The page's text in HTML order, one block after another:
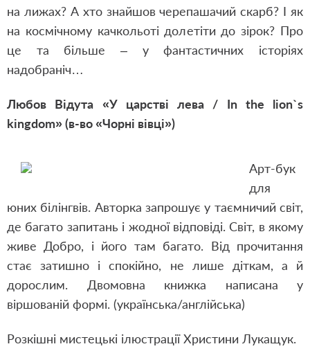
на лижах? А хто знайшов черепашачий скарб? І як
на космічному качкольоті долетіти до зірок? Про
це та більше – у фантастичних історіях
надобраніч…
Любов Відута «У царстві лева / In the lion`s
kingdom» (в-во «Чорні вівці»)
Арт-бук
для
юних білінгвів. Авторка запрошує у таємничий світ,
де багато запитань і жодної відповіді. Світ, в якому
живе Добро, і його там багато. Від прочитання
стає затишно і спокійно, не лише діткам, а й
дорослим. Двомовна книжка написана у
віршованій формі. (українська/англійська)
Розкішні мистецькі ілюстрації Христини Лукащук.